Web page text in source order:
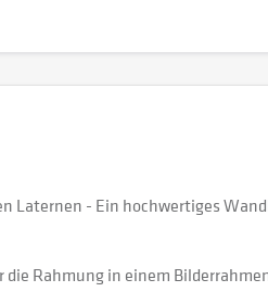
- Ein hochwertiges
die Rahmung in einem